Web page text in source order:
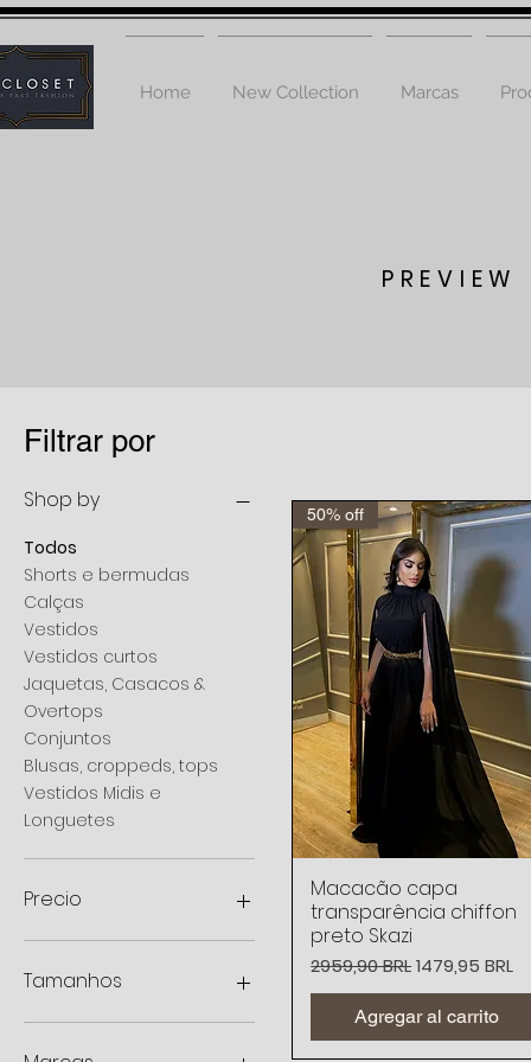
Home New Collection Marcas
Filtrar por
Shop by
Todos
Shorts e bermudas
Calças
Vestidos
Vestidos curtos
Jaquetas, Casacos &
Overtops
Conjuntos
Blusas, croppeds, tops
Vestidos Midis e
Longuetes
Precio
235 BRL 4800 BRL
Tamanhos
34
36
Vista rápida
50% off
Macacão capa
transparência chiffon
preto Skazi
Precio
2959,90 BRLPrecio de
1479,95 BRL
Agregar al carrito